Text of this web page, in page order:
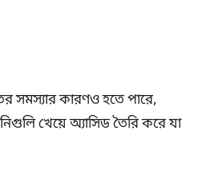
সমস্যার কারণও হতে পারে,
খেয়ে অ্যাসিড তৈরি করে যা